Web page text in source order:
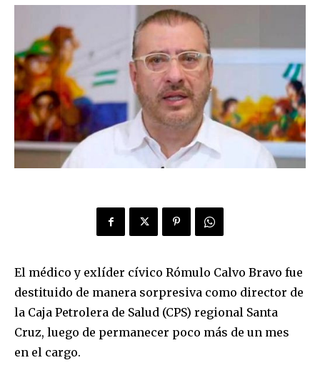
El médico y exlíder cívico Rómulo Calvo Bravo fue
destituido de manera sorpresiva como director de
la Caja Petrolera de Salud (CPS) regional Santa
Cruz, luego de permanecer poco más de un mes
en el cargo.